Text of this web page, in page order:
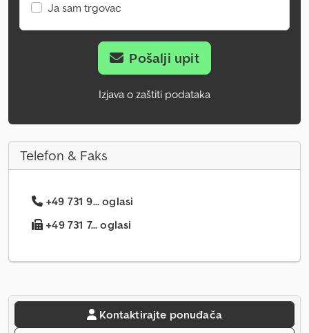
Ja sam trgovac
Pošalji upit
Izjava o zaštiti podataka
Telefon & Faks
+49 731 9... oglasi
+49 731 7... oglasi
Kontaktirajte ponuđača